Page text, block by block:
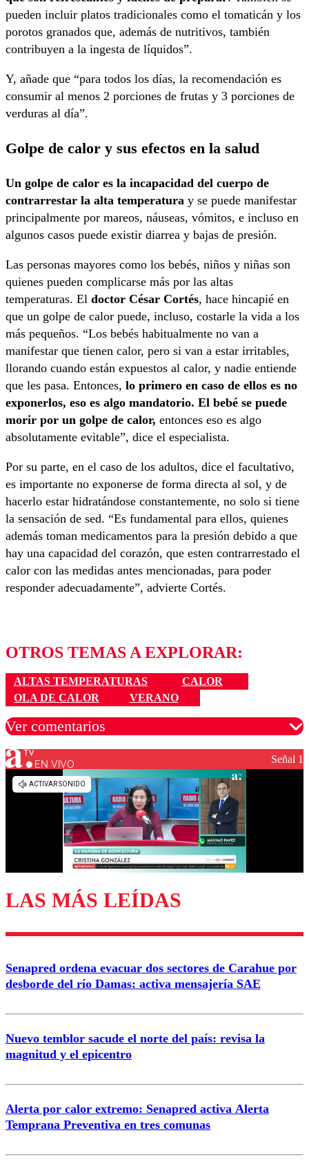
pueden incluir platos tradicionales como el tomaticán y los
porotos granados que, además de nutritivos, también
contribuyen a la ingesta de líquidos”.
Y, añade que “para todos los días, la recomendación es
consumir al menos 2 porciones de frutas y 3 porciones de
verduras al día”.
Golpe de calor y sus efectos en la salud
Un golpe de calor es la incapacidad del cuerpo de
contrarrestar la alta temperatura y se puede manifestar
principalmente por mareos, náuseas, vómitos, e incluso en
algunos casos puede existir diarrea y bajas de presión.
Las personas mayores como los bebés, niños y niñas son
quienes pueden complicarse más por las altas
temperaturas. El doctor César Cortés, hace hincapié en
que un golpe de calor puede, incluso, costarle la vida a los
más pequeños. “Los bebés habitualmente no van a
manifestar que tienen calor, pero si van a estar irritables,
llorando cuando están expuestos al calor, y nadie entiende
que les pasa. Entonces, lo primero en caso de ellos es no
exponerlos, eso es algo mandatorio. El bebé se puede
morir por un golpe de calor, entonces eso es algo
absolutamente evitable”, dice el especialista.
Por su parte, en el caso de los adultos, dice el facultativo,
es importante no exponerse de forma directa al sol, y de
hacerlo estar hidratándose constantemente, no solo si tiene
la sensación de sed. “Es fundamental para ellos, quienes
además toman medicamentos para la presión debido a que
hay una capacidad del corazón, que esten contrarrestado el
calor con las medidas antes mencionadas, para poder
responder adecuadamente”, advierte Cortés.
OTROS TEMAS A EXPLORAR:
ALTAS TEMPERATURAS
CALOR
OLA DE CALOR
VERANO
Ver comentarios
Los comentarios son moderados para garantizar un
diálogo respetuoso.
Enviar comentario
EN VIVO Señal 1
LAS MÁS LEÍDAS
Senapred ordena evacuar dos sectores de Carahue por
desborde del río Damas: activa mensajería SAE
Nuevo temblor sacude el norte del país: revisa la
magnitud y el epicentro
Alerta por calor extremo: Senapred activa Alerta
Temprana Preventiva en tres comunas